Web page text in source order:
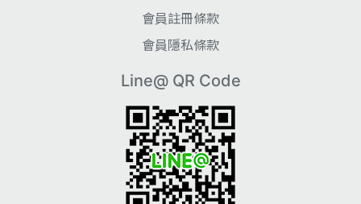
會員註冊條款
會員隱私條款
Line@ QR Code